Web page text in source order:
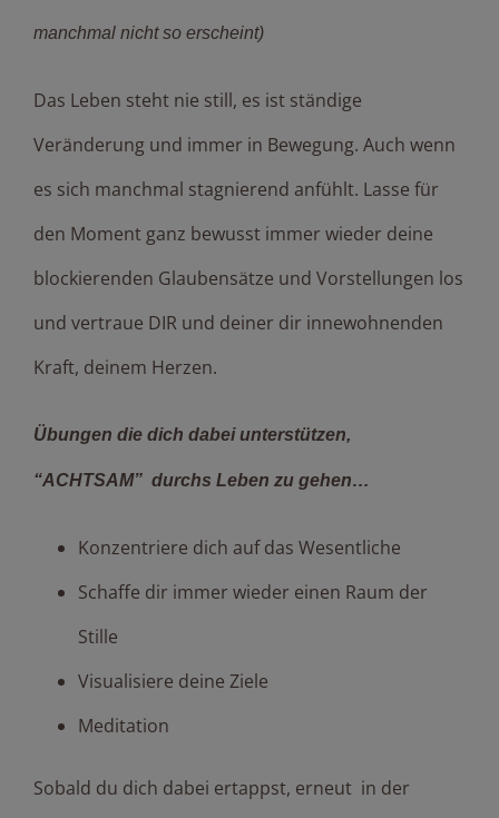
manchmal nicht so erscheint)
Das Leben steht nie still, es ist ständige
Veränderung und immer in Bewegung. Auch wenn
es sich manchmal stagnierend anfühlt. Lasse für
den Moment ganz bewusst immer wieder deine
blockierenden Glaubensätze und Vorstellungen los
und vertraue DIR und deiner dir innewohnenden
Kraft, deinem Herzen.
Übungen die dich dabei unterstützen,
“ACHTSAM” durchs Leben zu gehen…
Konzentriere dich auf das Wesentliche
Schaffe dir immer wieder einen Raum der
Stille
Visualisiere deine Ziele
Meditation
Sobald du dich dabei ertappst, erneut in der